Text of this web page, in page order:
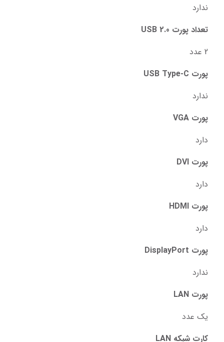
ندارد
تعداد پورت USB 2.0
2 عدد
پورت USB Type-C
ندارد
پورت VGA
دارد
پورت DVI
دارد
پورت HDMI
دارد
پورت DisplayPort
ندارد
پورت LAN
یک عدد
کارت شبکه LAN